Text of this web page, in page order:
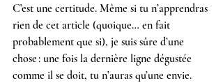
C’est une certitude. Même si tu n’apprendras
rien de cet article (quoique… en fait
probablement que si), je suis sûre d’une
chose : une fois la dernière ligne dégustée
comme il se doit, tu n’auras qu’une envie.